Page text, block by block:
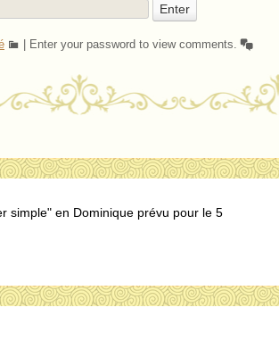
| Enter your password to view comments.
simple" en Dominique prévu pour le 5